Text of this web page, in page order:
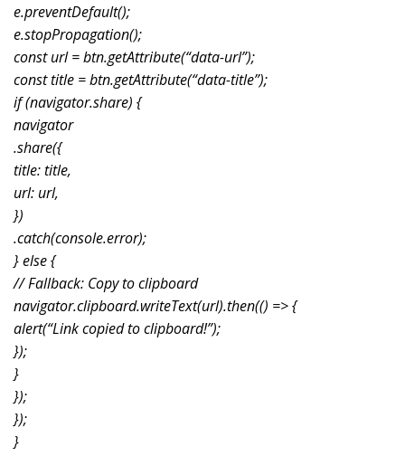
e.preventDefault();
e.stopPropagation();
const url = btn.getAttribute(“data-url”);
const title = btn.getAttribute(“data-title”);
if (navigator.share) {
navigator
.share({
title: title,
url: url,
})
.catch(console.error);
} else {
// Fallback: Copy to clipboard
navigator.clipboard.writeText(url).then(() => {
alert(“Link copied to clipboard!”);
});
}
});
});
}